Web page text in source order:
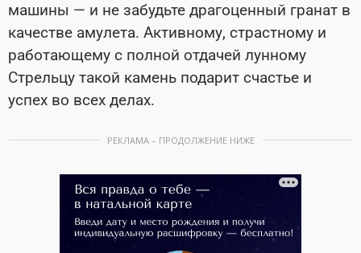
машины — и не забудьте драгоценный гранат в
качестве амулета. Активному, страстному и
работающему с полной отдачей лунному
Стрельцу такой камень подарит счастье и
успех во всех делах.
РЕКЛАМА – ПРОДОЛЖЕНИЕ НИЖЕ